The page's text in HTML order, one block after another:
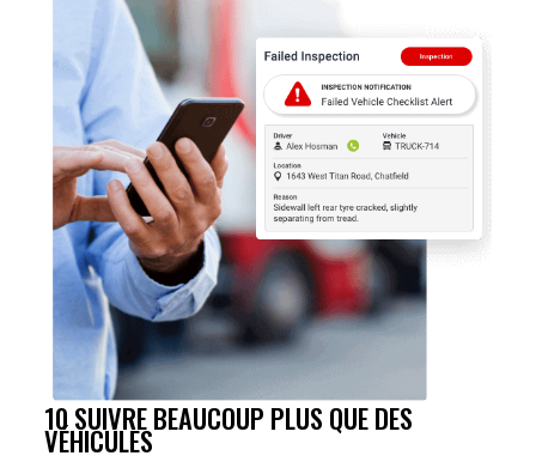
10 SUIVRE BEAUCOUP PLUS QUE DES
VÉHICULES